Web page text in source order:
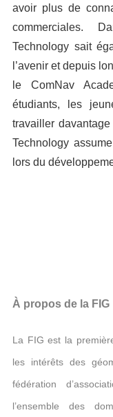
avoir plus de
commerciales.
Technology sait
l’avenir et depuis
le ComNav
étudiants, les
travailler
Technology
lors du
À propos de la FIG
La FIG est la
les intérêts des
fédération
l’ensemble des